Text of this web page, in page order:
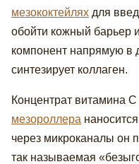
мезококтейлях для
обойти кожный барьер
компонент напрямую в
синтезирует коллаген.
Концентрат витамина
мезороллера
через микроканалы он
так называемая